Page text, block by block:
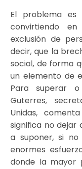
El problema
convirtiendo
exclusión de
decir, que la
social, de forma
un elemento de
Para superar
Guterres,
Unidas,
significa no dejar
a suponer, si
enormes
donde la mayor